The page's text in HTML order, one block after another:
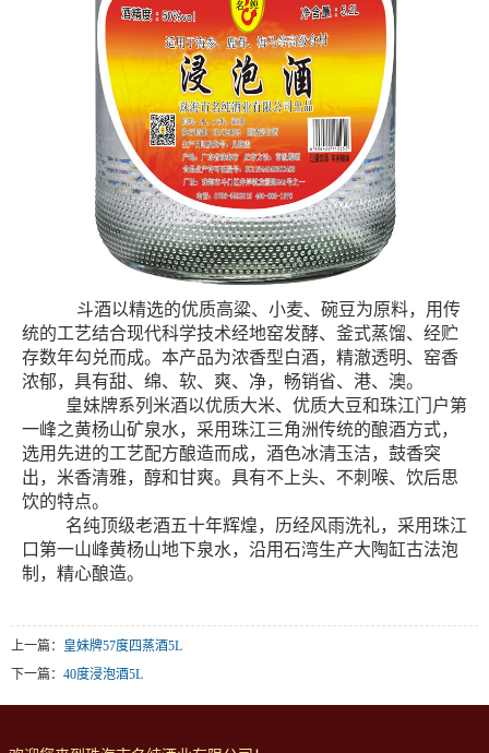
斗酒以精选的优质高粱、小麦、碗豆为原料，用传
统的工艺结合现代科学技术经地窑发酵、釜式蒸馏、经贮
存数年勾兑而成。本产品为浓香型白酒，精澈透明、窑香
浓郁，具有甜、绵、软、爽、净，畅销省、港、澳。
皇妹牌系列米酒以优质大米、优质大豆和珠江门户第
一峰之黄杨山矿泉水，采用珠江三角洲传统的酿酒方式，
选用先进的工艺配方酿造而成，酒色冰清玉洁，鼓香突
出，米香清雅，醇和甘爽。具有不上头、不刺喉、饮后思
饮的特点。
名纯顶级老酒五十年辉煌，历经风雨洗礼，采用珠江
口第一山峰黄杨山地下泉水，沿用石湾生产大陶缸古法泡
制，精心酿造。
上一篇： 皇妹牌57度四蒸酒5L
下一篇： 40度浸泡酒5L